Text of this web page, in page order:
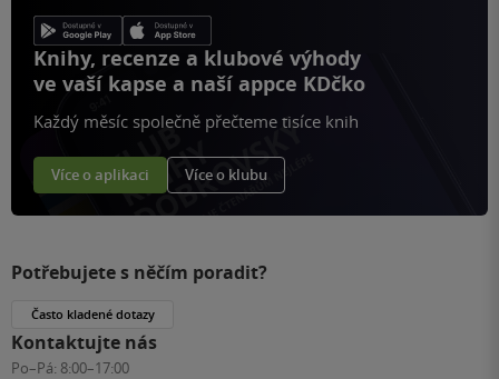
Knihy, recenze a klubové výhody
ve vaší kapse a naší appce KDčko
Každý měsíc společně přečteme tisíce knih
Více o aplikaci Více o klubu
Potřebujete s něčím poradit?
Často kladené dotazy
Kontaktujte nás
Po–Pá: 8:00–17:00